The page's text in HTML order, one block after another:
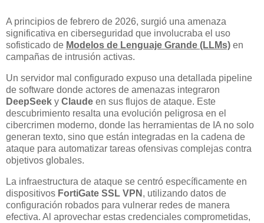
A principios de febrero de 2026, surgió una amenaza
significativa en ciberseguridad que involucraba el uso
sofisticado de Modelos de Lenguaje Grande (LLMs) en
campañas de intrusión activas.
Un servidor mal configurado expuso una detallada pipeline
de software donde actores de amenazas integraron
DeepSeek y Claude en sus flujos de ataque. Este
descubrimiento resalta una evolución peligrosa en el
cibercrimen moderno, donde las herramientas de IA no solo
generan texto, sino que están integradas en la cadena de
ataque para automatizar tareas ofensivas complejas contra
objetivos globales.
La infraestructura de ataque se centró específicamente en
dispositivos FortiGate SSL VPN , utilizando datos de
configuración robados para vulnerar redes de manera
efectiva. Al aprovechar estas credenciales comprometidas,